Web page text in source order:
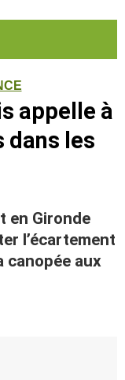
appelle à
dans les
en Gironde
l’écartement
canopée aux